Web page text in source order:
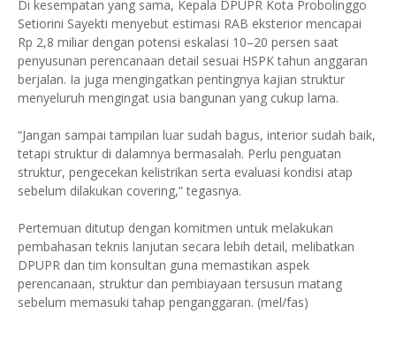
Di kesempatan yang sama, Kepala DPUPR Kota Probolinggo
Setiorini Sayekti menyebut estimasi RAB eksterior mencapai
Rp 2,8 miliar dengan potensi eskalasi 10–20 persen saat
penyusunan perencanaan detail sesuai HSPK tahun anggaran
berjalan. Ia juga mengingatkan pentingnya kajian struktur
menyeluruh mengingat usia bangunan yang cukup lama.
“Jangan sampai tampilan luar sudah bagus, interior sudah baik,
tetapi struktur di dalamnya bermasalah. Perlu penguatan
struktur, pengecekan kelistrikan serta evaluasi kondisi atap
sebelum dilakukan covering,” tegasnya.
Pertemuan ditutup dengan komitmen untuk melakukan
pembahasan teknis lanjutan secara lebih detail, melibatkan
DPUPR dan tim konsultan guna memastikan aspek
perencanaan, struktur dan pembiayaan tersusun matang
sebelum memasuki tahap penganggaran. (mel/fas)